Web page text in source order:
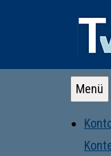
Menü